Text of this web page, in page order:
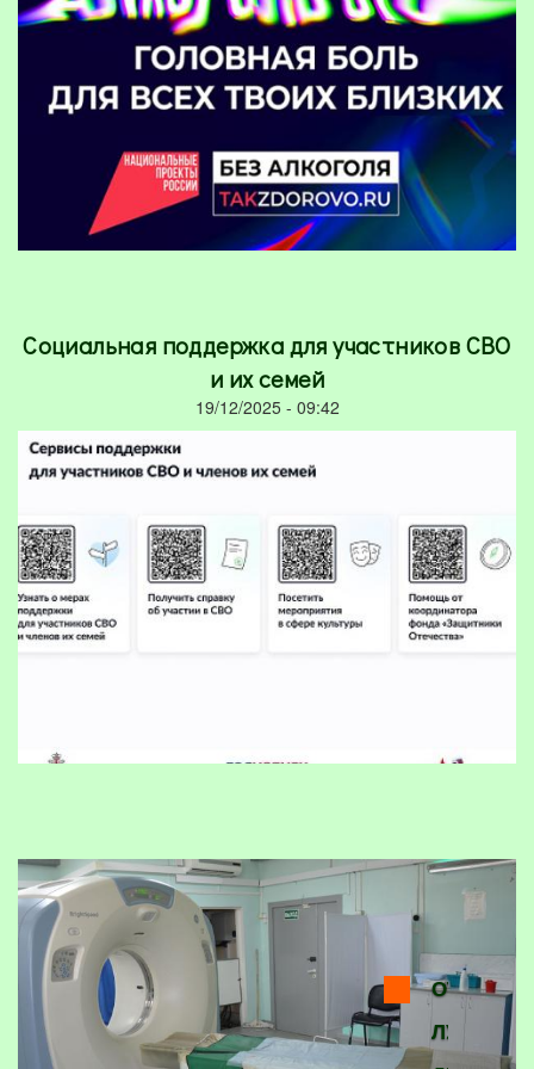
Социальная поддержка для участников СВО
и их семей
19/12/2025 - 09:42
ЛУЧЕВОЙ